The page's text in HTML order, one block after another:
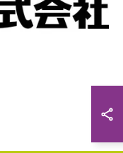
あった予備の
ったので薄暗
下がる思いで